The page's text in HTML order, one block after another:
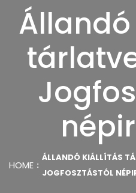
HOME
ÁLLANDÓ KIÁLLÍTÁS
JOGFOSZTÁSTÓL